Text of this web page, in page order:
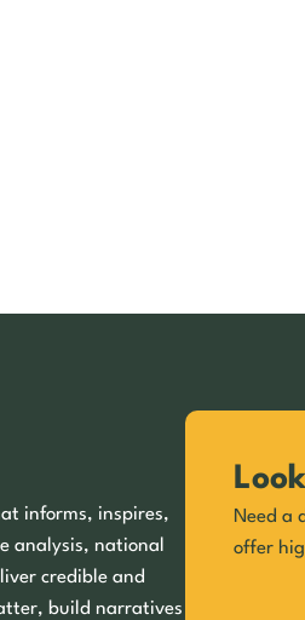
informs, inspires,
analysis, national
credible and
build narratives
Need a
offer